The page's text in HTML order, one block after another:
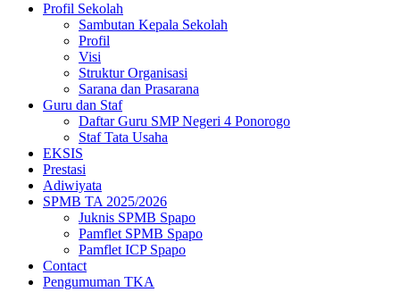
Profil Sekolah
Sambutan Kepala Sekolah
Profil
Visi
Struktur Organisasi
Sarana dan Prasarana
Guru dan Staf
Daftar Guru SMP Negeri 4 Ponorogo
Staf Tata Usaha
EKSIS
Prestasi
Adiwiyata
SPMB TA 2025/2026
Juknis SPMB Spapo
Pamflet SPMB Spapo
Pamflet ICP Spapo
Contact
Pengumuman TKA